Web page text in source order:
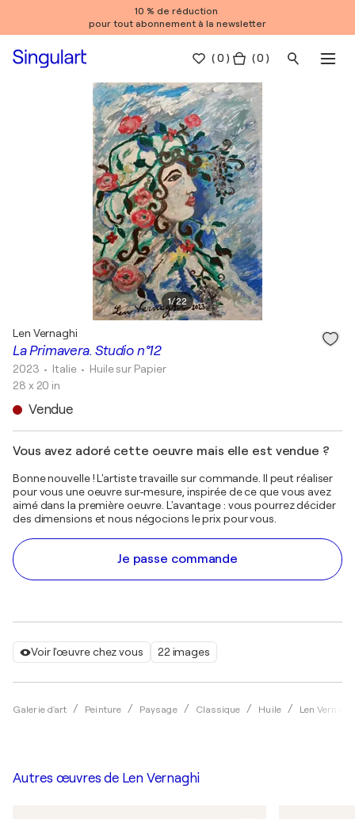
10 % de réduction
pour tout abonnement à la newsletter
(0 ) ( 0 )
1/22
Voir l'œuvre chez vous 22 images
Galerie d'art Peinture Paysage Classique Huile Len
La Primavera. Studio n°12
Len Vernaghi
2023 • Italie • Huile sur Papier
28 x 20 in
Vendue
Vous avez adoré cette oeuvre mais elle est vendue ?
Bonne nouvelle ! L'artiste travaille sur commande. Il peut réaliser
pour vous une oeuvre sur-mesure, inspirée de ce que vous avez
aimé dans la première oeuvre. L'avantage : vous pourrez décider
des dimensions et nous négocions le prix pour vous.
Je passe commande
Autres œuvres de Len Vernaghi